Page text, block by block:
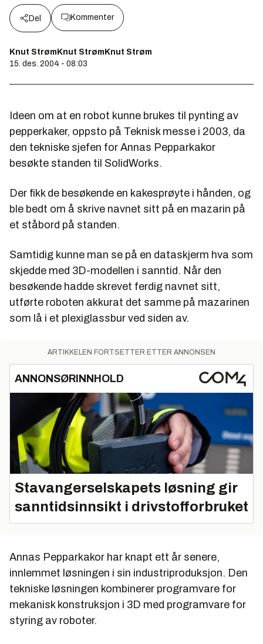
Del Kommenter
Knut StrømKnut StrømKnut Strøm
15. des. 2004 - 08:03
Ideen om at en robot kunne brukes til pynting av
pepperkaker, oppsto på Teknisk messe i 2003, da
den tekniske sjefen for Annas Pepparkakor
besøkte standen til SolidWorks.
Der fikk de besøkende en kakesprøyte i hånden, og
ble bedt om å skrive navnet sitt på en mazarin på
et ståbord på standen.
Samtidig kunne man se på en dataskjerm hva som
skjedde med 3D-modellen i sanntid. Når den
besøkende hadde skrevet ferdig navnet sitt,
utførte roboten akkurat det samme på mazarinen
som lå i et plexiglassbur ved siden av.
ARTIKKELEN FORTSETTER ETTER ANNONSEN
ANNONSØRINNHOLD
Stavangerselskapets løsning gir
sanntidsinnsikt i drivstofforbruket
Annas Pepparkakor har knapt ett år senere,
innlemmet løsningen i sin industriproduksjon. Den
tekniske løsningen kombinerer programvare for
mekanisk konstruksjon i 3D med programvare for
styring av roboter.